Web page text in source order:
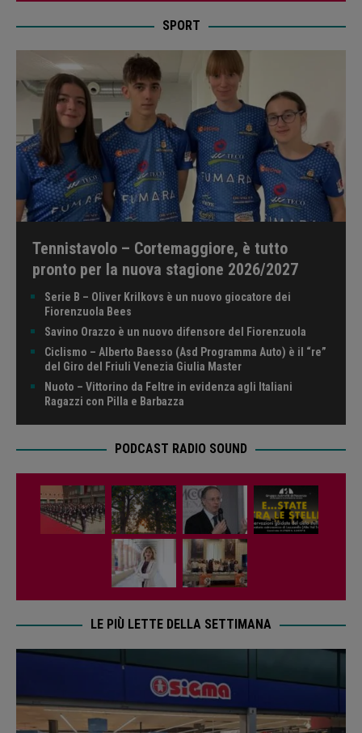
SPORT
Tennistavolo – Cortemaggiore, è tutto
pronto per la nuova stagione 2026/2027
Serie B – Oliver Krilkovs è un nuovo giocatore dei
Fiorenzuola Bees
Savino Orazzo è un nuovo difensore del Fiorenzuola
Ciclismo – Alberto Baesso (Asd Programma Auto) è il “re”
del Giro del Friuli Venezia Giulia Master
Nuoto – Vittorino da Feltre in evidenza agli Italiani
Ragazzi con Pilla e Barbazza
PODCAST RADIO SOUND
LE PIÙ LETTE DELLA SETTIMANA